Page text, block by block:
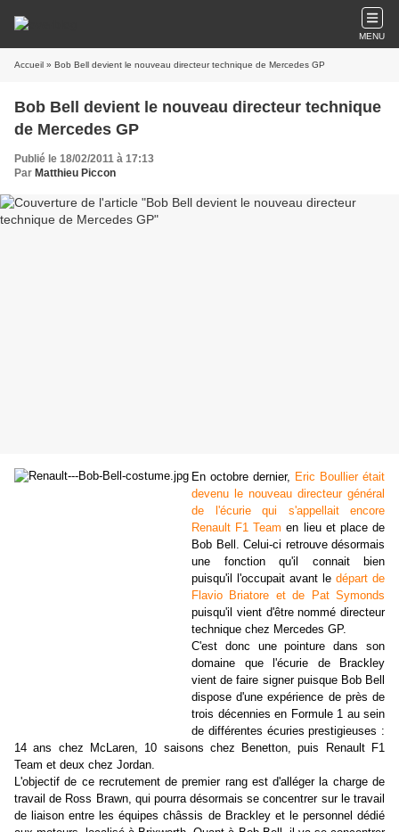
MENU
Accueil » Bob Bell devient le nouveau directeur technique de Mercedes GP
Bob Bell devient le nouveau directeur technique
de Mercedes GP
Publié le 18/02/2011 à 17:13
Par Matthieu Piccon
En octobre dernier, Eric Boullier était
devenu le nouveau directeur général
de l'écurie qui s'appellait encore
Renault F1 Team en lieu et place de
Bob Bell. Celui-ci retrouve désormais
une fonction qu'il connait bien
puisqu'il l'occupait avant le départ de
Flavio Briatore et de Pat Symonds
puisqu'il vient d'être nommé directeur
technique chez Mercedes GP.
C'est donc une pointure dans son
domaine que l'écurie de Brackley
vient de faire signer puisque Bob Bell
dispose d'une expérience de près de
trois décennies en Formule 1 au sein
de différentes écuries prestigieuses :
14 ans chez McLaren, 10 saisons chez Benetton, puis Renault F1
Team et deux chez Jordan.
L'objectif de ce recrutement de premier rang est d'alléger la charge de
travail de Ross Brawn, qui pourra désormais se concentrer sur le travail
de liaison entre les équipes châssis de Brackley et le personnel dédié